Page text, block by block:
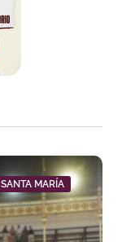
MARÍA